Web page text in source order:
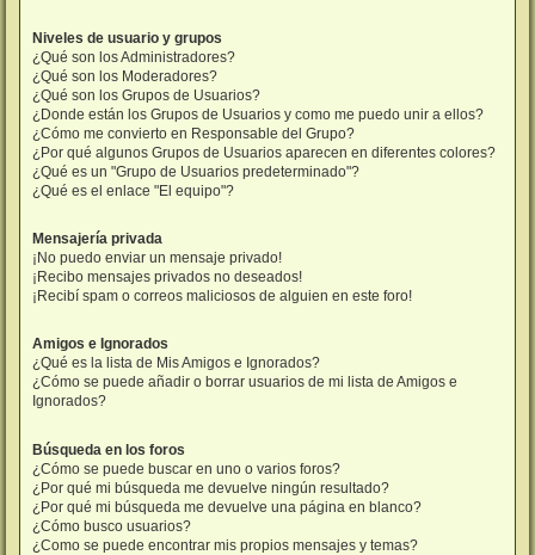
Niveles de usuario y grupos
¿Qué son los Administradores?
¿Qué son los Moderadores?
¿Qué son los Grupos de Usuarios?
¿Donde están los Grupos de Usuarios y como me puedo unir a ellos?
¿Cómo me convierto en Responsable del Grupo?
¿Por qué algunos Grupos de Usuarios aparecen en diferentes colores?
¿Qué es un "Grupo de Usuarios predeterminado"?
¿Qué es el enlace "El equipo"?
Mensajería privada
¡No puedo enviar un mensaje privado!
¡Recibo mensajes privados no deseados!
¡Recibí spam o correos maliciosos de alguien en este foro!
Amigos e Ignorados
¿Qué es la lista de Mis Amigos e Ignorados?
¿Cómo se puede añadir o borrar usuarios de mi lista de Amigos e
Ignorados?
Búsqueda en los foros
¿Cómo se puede buscar en uno o varios foros?
¿Por qué mi búsqueda me devuelve ningún resultado?
¿Por qué mi búsqueda me devuelve una página en blanco?
¿Cómo busco usuarios?
¿Como se puede encontrar mis propios mensajes y temas?